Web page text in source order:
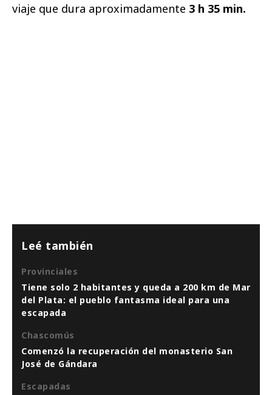
viaje que dura aproximadamente 3 h 35 min.
Leé también
Provinciales
Tiene solo 2 habitantes y queda a 200 km de Mar
del Plata: el pueblo fantasma ideal para una
escapada
Chascomús
Comenzó la recuperación del monasterio San
José de Gándara
Escapadas